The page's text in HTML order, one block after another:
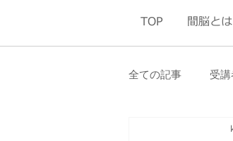
TOP 間脳と
全ての記事 受
塾生限定 ス